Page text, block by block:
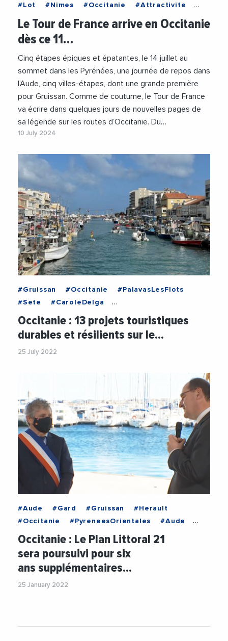
#Lot
#Nimes #Occitanie
#Attractivite
#CaroleDelga
#RegionOccitanie
Le Tour de France arrive en Occitanie
dès ce 11…
Cinq étapes épiques et épatantes, le 14 juillet au
sommet dans les Pyrénées, une journée de repos dans
l’Aude, cinq villes-étapes, dont une grande première
pour Gruissan. Comme de coutume, le Tour de France
va écrire dans quelques jours de nouvelles pages de
sa légende sur les routes d’Occitanie. Du…
10 July 2024
#Gruissan #Occitanie
#PalavasLesFlots
#Sete
#CaroleDelga
#DeveloppementDurable
#EtienneGuyot
#Littoral
#Nautisme
#Occitanie
#PalavasLesFlots
#PlanLittoral21
Occitanie : 13 projets touristiques
durables et résilients sur le…
25 July 2022
#Aude #Gard #Gruissan
#Herault
#Occitanie
#PyreneesOrientales
#Aude
#CaroleDelga
#Gard #Gruissan
#Herault
#PyreneesOrientales
#RegionOccitanie1
Occitanie : Le Plan Littoral 21
sera poursuivi pour six
ans supplémentaires…
25 January 2022